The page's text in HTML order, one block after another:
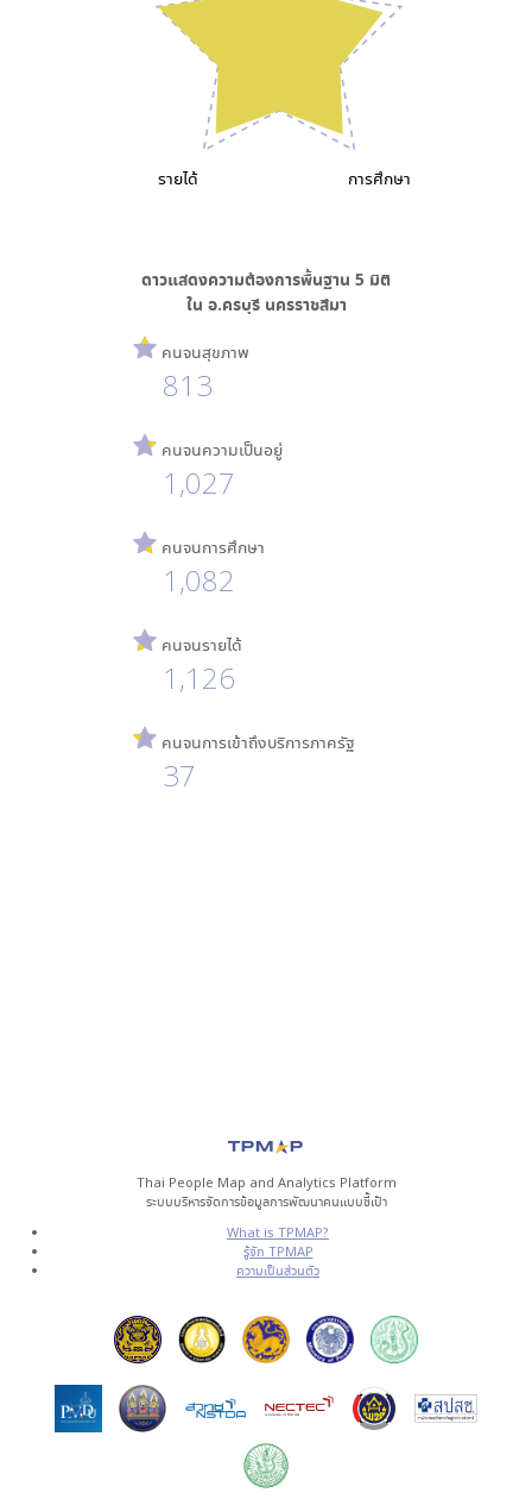
การศึกษา
รายได้
ดาวแสดงความต้องการพื้นฐาน 5 มิติ
ใน อ.ครบุรี นครราชสีมา
คนจนสุขภาพ
813
คนจนความเป็นอยู่
1,027
คนจนการศึกษา
1,082
คนจนรายได้
1,126
คนจนการเข้าถึงบริการภาครัฐ
37
Thai People Map and Analytics Platform
ระบบบริหารจัดการข้อมูลการพัฒนาคนแบบชี้เป้า
What is TPMAP?
รู้จัก TPMAP
ความเป็นส่วนตัว